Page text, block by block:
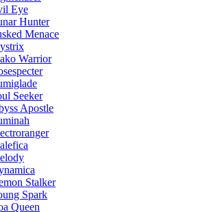
Eye
Hunter
Menace
Warrior
Seeker
Apostle
Stalker
Spark
Queen